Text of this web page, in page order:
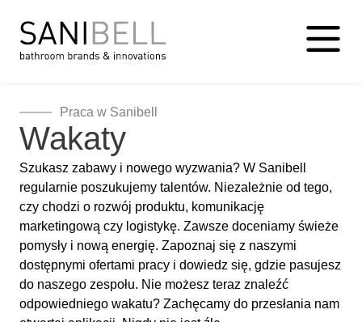
Praca w Sanibell
Wakaty
Szukasz zabawy i nowego wyzwania? W Sanibell
regularnie poszukujemy talentów. Niezależnie od tego,
czy chodzi o rozwój produktu, komunikację
marketingową czy logistykę. Zawsze doceniamy świeże
pomysły i nową energię. Zapoznaj się z naszymi
dostępnymi ofertami pracy i dowiedz się, gdzie pasujesz
do naszego zespołu. Nie możesz teraz znaleźć
odpowiedniego wakatu? Zachęcamy do przesłania nam